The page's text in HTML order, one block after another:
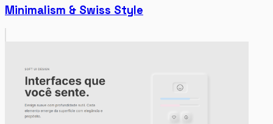
Minimalism & Swiss Style